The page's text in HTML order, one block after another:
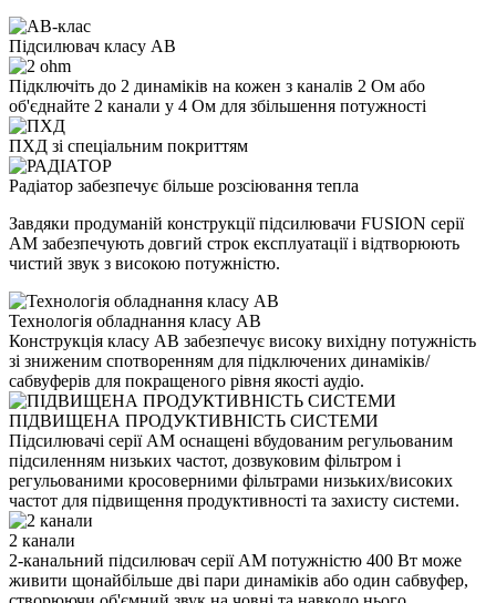
Підсилювач класу AB
Підключіть до 2 динаміків на кожен з каналів 2 Ом або
об'єднайте 2 канали у 4 Ом для збільшення потужності
ПХД зі спеціальним покриттям
Радіатор забезпечує більше розсіювання тепла
Завдяки продуманій конструкції підсилювачи FUSION серії
AM забезпечують довгий строк експлуатації і відтворюють
чистий звук з високою потужністю.
Технологія обладнання класу AB
Конструкція класу AB забезпечує високу вихідну потужність
зі зниженим спотворенням для підключених динаміків/
сабвуферів для покращеного рівня якості аудіо.
ПІДВИЩЕНА ПРОДУКТИВНІСТЬ СИСТЕМИ
Підсилювачі серії AM оснащені вбудованим регульованим
підсиленням низьких частот, дозвуковим фільтром і
регульованими кросоверними фільтрами низьких/високих
частот для підвищення продуктивності та захисту системи.
2 канали
2-канальний підсилювач серії AM потужністю 400 Вт може
живити щонайбільше дві пари динаміків або один сабвуфер,